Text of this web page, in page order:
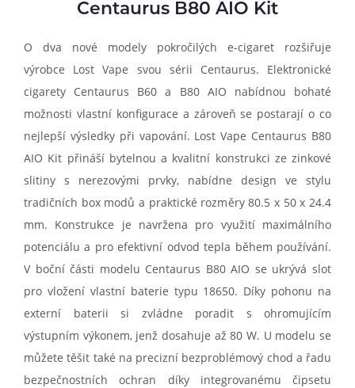
Centaurus B80 AIO Kit
O dva nové modely pokročilých e-cigaret rozšiřuje
výrobce Lost Vape svou sérii Centaurus. Elektronické
cigarety Centaurus B60 a B80 AIO nabídnou bohaté
možnosti vlastní konfigurace a zároveň se postarají o co
nejlepší výsledky při vapování. Lost Vape Centaurus B80
AIO Kit přináší bytelnou a kvalitní konstrukci ze zinkové
slitiny s nerezovými prvky, nabídne design ve stylu
tradičních box modů a praktické rozměry 80.5 x 50 x 24.4
mm. Konstrukce je navržena pro využití maximálního
potenciálu a pro efektivní odvod tepla během používání.
V boční části modelu Centaurus B80 AIO se ukrývá slot
pro vložení vlastní baterie typu 18650. Díky pohonu na
externí baterii si zvládne poradit s ohromujícím
výstupním výkonem, jenž dosahuje až 80 W. U modelu se
můžete těšit také na precizní bezproblémový chod a řadu
bezpečnostních ochran díky integrovanému čipsetu